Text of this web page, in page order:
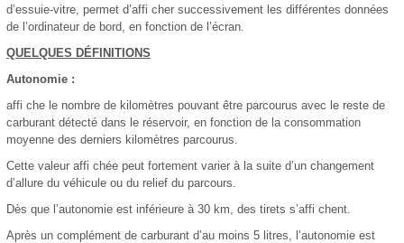
d’essuie-vitre, permet d’affi cher successivement les différentes données
de l’ordinateur de bord, en fonction de l’écran.
QUELQUES DÉFINITIONS
Autonomie :
affi che le nombre de kilomètres pouvant être parcourus avec le reste de
carburant détecté dans le réservoir, en fonction de la consommation
moyenne des derniers kilomètres parcourus.
Cette valeur affi chée peut fortement varier à la suite d’un changement
d’allure du véhicule ou du relief du parcours.
Dès que l’autonomie est inférieure à 30 km, des tirets s’affi chent.
Après un complément de carburant d’au moins 5 litres, l’autonomie est